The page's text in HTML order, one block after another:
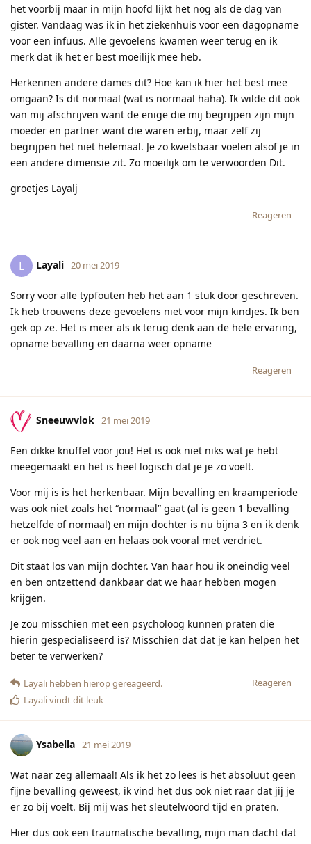
het voorbij maar in mijn hoofd lijkt het nog als de dag van
gister. Vandaag was ik in het ziekenhuis voor een dagopname
voor een infuus. Alle gevoelens kwamen weer terug en ik
merk dat ik het er best moeilijk mee heb.
Herkennen andere dames dit? Hoe kan ik hier het best mee
omgaan? Is dit normaal (wat is normaal haha). Ik wilde dit ook
van mij afschrijven want de enige die mij begrijpen zijn mijn
moeder en partner want die waren erbij, maar zelf zij
begrijpen het niet helemaal. Je zo kwetsbaar voelen alsof je in
een andere dimensie zit. Zo moeilijk om te verwoorden Dit.
groetjes Layalj
Reageren
L Layali 20 mei 2019
Sorry voor alle typfouten heb het aan 1 stuk door geschreven.
Ik heb trouwens deze gevoelens niet voor mijn kindjes. Ik ben
gek op ze. Het is meer als ik terug denk aan de hele ervaring,
opname bevalling en daarna weer opname
Reageren
Sneeuwvlok 21 mei 2019
Een dikke knuffel voor jou! Het is ook niet niks wat je hebt
meegemaakt en het is heel logisch dat je je zo voelt.
Voor mij is is het herkenbaar. Mijn bevalling en kraamperiode
was ook niet zoals het “normaal” gaat (al is geen 1 bevalling
hetzelfde of normaal) en mijn dochter is nu bijna 3 en ik denk
er ook nog veel aan en helaas ook vooral met verdriet.
Dit staat los van mijn dochter. Van haar hou ik oneindig veel
en ben ontzettend dankbaar dat we haar hebben mogen
krijgen.
Je zou misschien met een psycholoog kunnen praten die
hierin gespecialiseerd is? Misschien dat dat je kan helpen het
beter te verwerken?
Reageren
Layali hebben hierop gereageerd.
Layalivindt dit leuk
Ysabella 21 mei 2019
Wat naar zeg allemaal! Als ik het zo lees is het absoluut geen
fijne bevalling geweest, ik vind het dus ook niet raar dat jij je
er zo bij voelt. Bij mij was het sleutelwoord tijd en praten.
Hier dus ook een traumatische bevalling, mijn man dacht dat